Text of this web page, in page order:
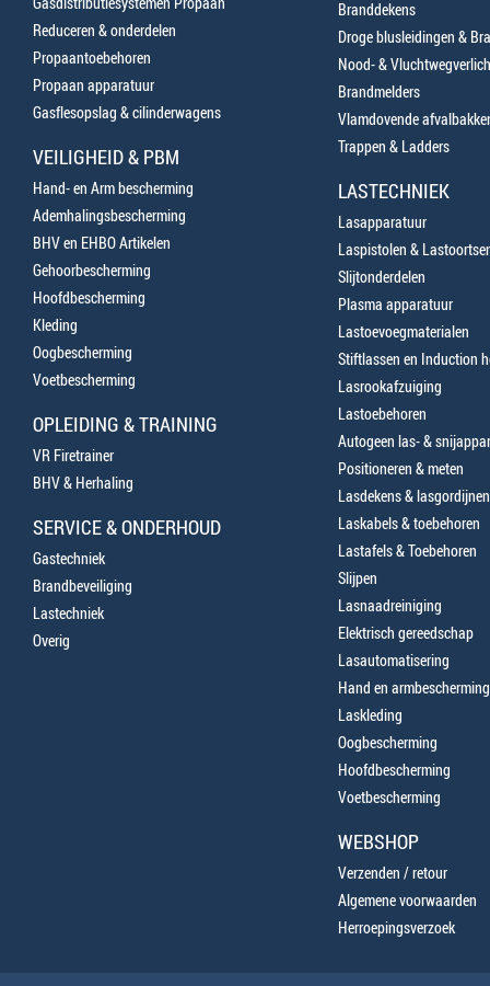
Reduceren & onderdelen
Propaantoebehoren
Propaan apparatuur
Gasflesopslag & cilinderwagens
VEILIGHEID & PBM
Hand- en Arm bescherming
Ademhalingsbescherming
BHV en EHBO Artikelen
Gehoorbescherming
Hoofdbescherming
Kleding
Oogbescherming
Voetbescherming
OPLEIDING & TRAINING
VR Firetrainer
BHV & Herhaling
SERVICE & ONDERHOUD
Gastechniek
Brandbeveiliging
Lastechniek
Overig
Branddekens
Droge blusleidingen &
Nood- &
Brandmelders
Vlamdovende
Trappen & Ladders
LASTECHNIEK
Lasapparatuur
Laspistolen &
Slijtonderdelen
Plasma apparatuur
Lastoevoegmaterialen
Stiftlassen en Induction
Lasrookafzuiging
Lastoebehoren
Autogeen las- &
Positioneren & meten
Lasdekens & lasgordijnen
Laskabels & toebehoren
Lastafels & Toebehoren
Slijpen
Lasnaadreiniging
Elektrisch gereedschap
Lasautomatisering
Hand en armbescherming
Laskleding
Oogbescherming
Hoofdbescherming
Voetbescherming
WEBSHOP
Verzenden / retour
Algemene voorwaarden
Herroepingsverzoek